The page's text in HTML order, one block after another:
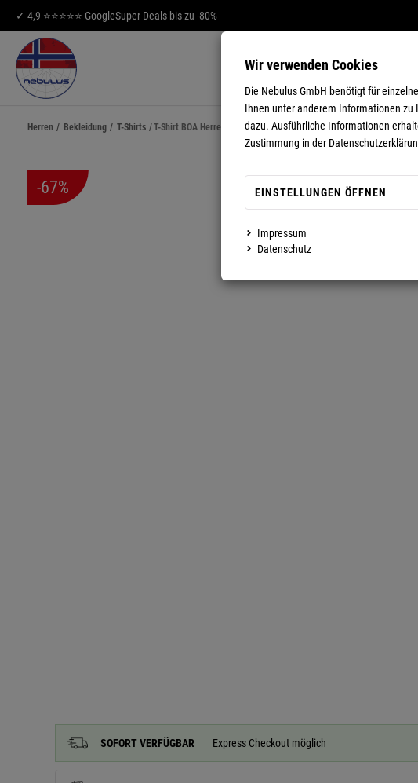
✓ 4,9 ⭐⭐⭐⭐⭐ GoogleSuper Deals bis zu -80%
HERREN DAMEN
Herren / Bekleidung / T-Shirts /T-Shirt BOA Herren
-67%
MEHR ANZEIGEN
SOFORT VERFÜGBAR Express Checkout möglich
Wir verwenden Cookies
Die Nebulus GmbH benötigt für
Ihnen unter anderem Informationen zu
dazu. Ausführliche Informationen
Zustimmung in der
EINSTELLUNGEN ÖFFNEN
Impressum
Datenschutz